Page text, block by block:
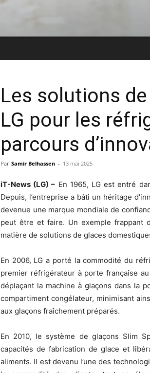
Les solutions
LG pour les
parcours
Par Samir Belhassen - 13 mai 2025
iT-News (LG) – En 1965, LG est entré
Depuis, l’entreprise a bâti un héritage
devenue une marque mondiale de
peut être et faire. Un exemple frappant
matière de solutions de glaces
En 2006, LG a porté la commodité du
premier réfrigérateur à porte française
déplaçant la machine à glaçons dans la
compartiment congélateur, minimisant
aux glaçons fraîchement préparés.
En 2010, le système de glaçons Slim
capacités de fabrication de glace et
aliments. Il est devenu l’une des